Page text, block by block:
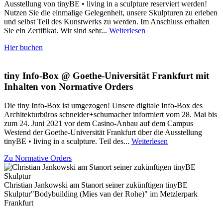
Ausstellung von tinyBE • living in a sculpture reserviert werden!
Nutzen Sie die einmalige Gelegenheit, unsere Skulpturen zu erleben
und selbst Teil des Kunstwerks zu werden. Im Anschluss erhalten
Sie ein Zertifikat. Wir sind sehr... Weiterlesen
Hier buchen
tiny Info-Box @ Goethe-Universität Frankfurt mit
Inhalten von Normative Orders
Die tiny Info-Box ist umgezogen! Unsere digitale Info-Box des
Architekturbüros schneider+schumacher informiert vom 28. Mai bis
zum 24. Juni 2021 vor dem Casino-Anbau auf dem Campus
Westend der Goethe-Universität Frankfurt über die Ausstellung
tinyBE • living in a sculpture. Teil des... Weiterlesen
Zu Normative Orders
Christian Jankowski am Stanort seiner zukünftigen tinyBE
Skulptur"Bodybuilding (Mies van der Rohe)" im Metzlerpark
Frankfurt